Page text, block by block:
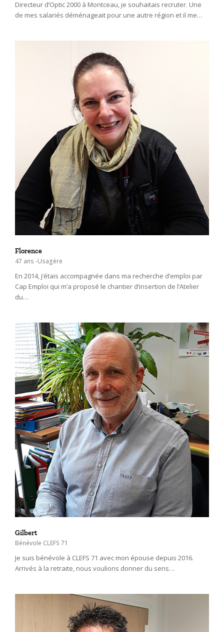
Directeur d’Optic 2000 à Montceau, je souhaitais recruter. Une
de mes salariés déménageait pour une autre région et il me…
Florence
47 ans -Usagère
En 2014, j’étais accompagnée dans ma recherche d’emploi par
Cap Emploi qui m’a proposé le chantier d’insertion de l’Atelier
du…
Gilbert
Bénévole CLEFS 71
Je suis bénévole à CLEFS 71 avec mon épouse depuis 2016.
Arrivés à la retraite, nous voulions donner du sens…